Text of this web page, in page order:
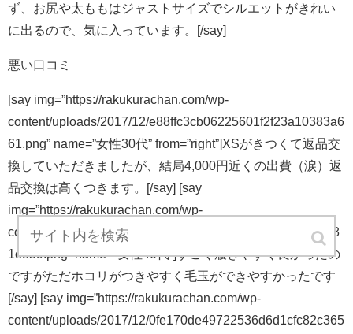
ず、お尻や太ももはジャストサイズでシルエットがきれい
に出るので、気に入っています。[/say]
悪い口コミ
[say img=”https://rakukurachan.com/wp-
content/uploads/2017/12/e88ffc3cb06225601f2f23a10383a6
61.png” name=”女性30代” from=”right”]XSがきつくて返品交
換していただきましたが、結局4,000円近くの出費（涙）返
品交換は高くつきます。[/say] [say
img=”https://rakukurachan.com/wp-
content/uploads/2017/12/182aadbee4906847966cab793d8
1e859.png” name=”女性40代”]すごく履きやすく良かったの
ですがただホコリがつきやすく毛玉ができやすかったです
[/say] [say img=”https://rakukurachan.com/wp-
content/uploads/2017/12/0fe170de49722536d6d1cfc82c365